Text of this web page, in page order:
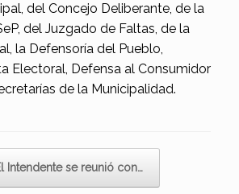
del Concejo Deliberante, de la
del Juzgado de Faltas, de la
la Defensoría del Pueblo,
Electoral, Defensa al Consumidor
de la Municipalidad.
Intendente se reunió con…